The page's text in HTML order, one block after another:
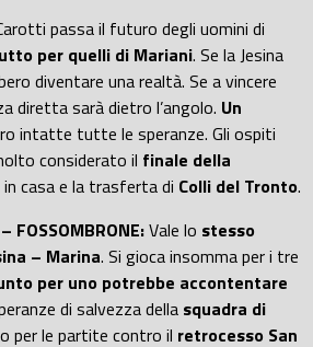
passa il futuro degli uomini di
per quelli di Mariani. Se la Jesina
diventare una realtà. Se a vincere
diretta sarà dietro l’angolo. Un
intatte tutte le speranze. Gli ospiti
considerato il finale della
in casa e la trasferta di Colli del Tronto.
FOSSOMBRONE:Vale lo stesso
– Marina. Si gioca insomma per i tre
per uno potrebbe accontentare
di salvezza della squadra di
per le partite contro il retrocesso San